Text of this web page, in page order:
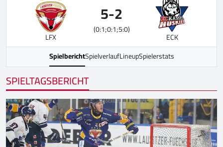
LFX
5-2
(0:1;0:1;5:0)
ECK
SpielberichtSpielverlaufLineupSpielerstats
SPIELTAGSBERICHT